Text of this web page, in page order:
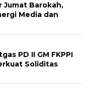
Jumat Barokah,
Media dan
PD II GM FKPPI
Soliditas